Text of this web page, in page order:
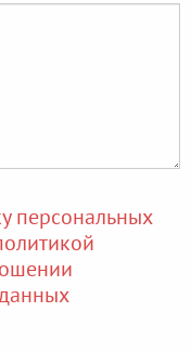
персональных